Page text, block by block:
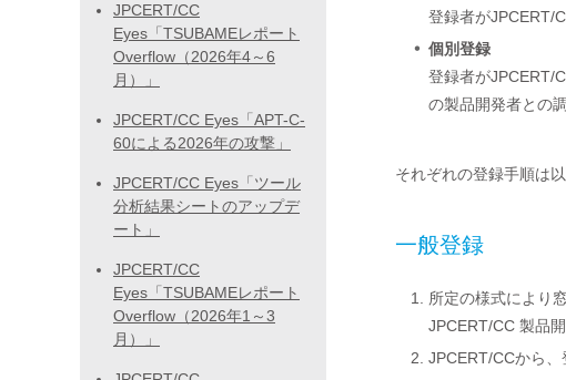
登録者がJPCERT/
個別登録
登録者がJPCERT/
の製品開発者との
それぞれの登録手順は
一般登録
所定の様式により
JPCERT/CC 製品
JPCERT/CCから
JPCERT/CC
Eyes「TSUBAMEレポート
Overflow（2026年4～6
月）」
JPCERT/CC Eyes「APT-C-
60による2026年の攻撃」
JPCERT/CC Eyes「ツール
分析結果シートのアップデ
ート」
JPCERT/CC
Eyes「TSUBAMEレポート
Overflow（2026年1～3
月）」